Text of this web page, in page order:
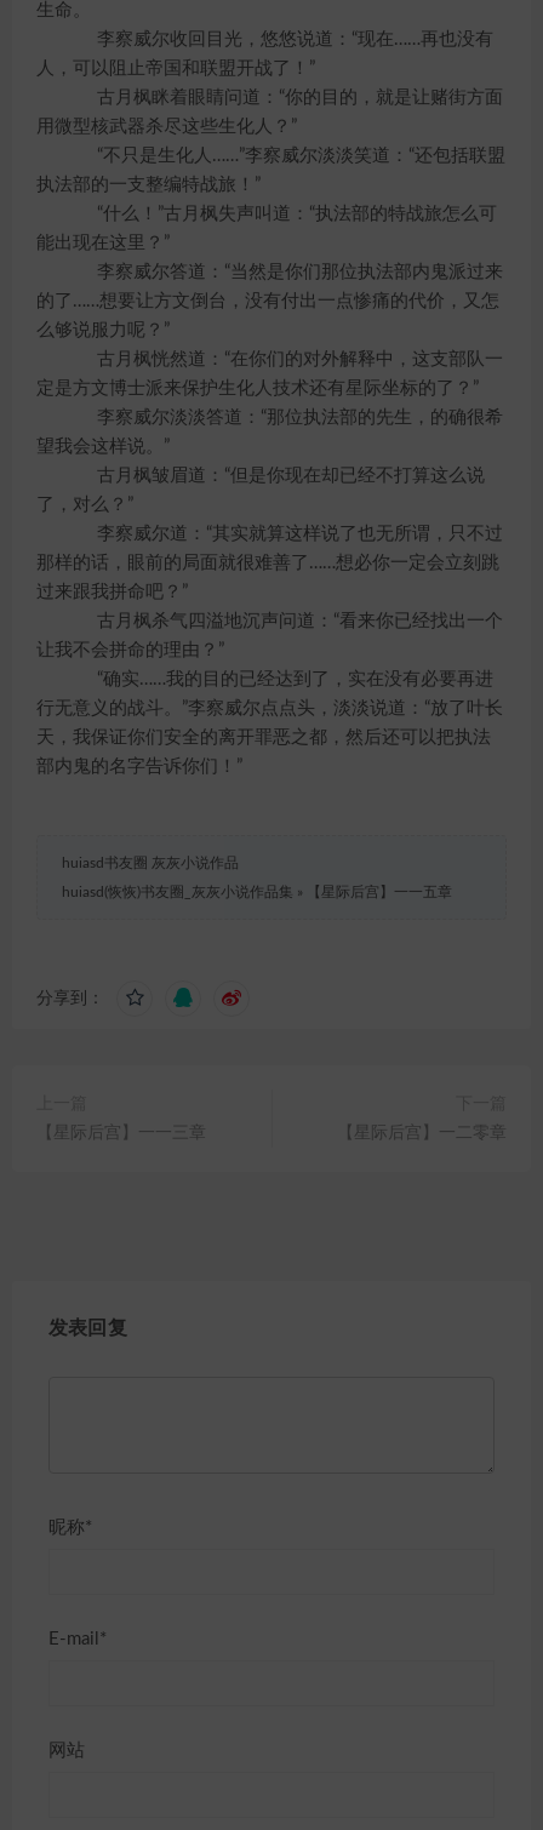
生命。
李察威尔收回目光，悠悠说道：“现在……再也没有
人，可以阻止帝国和联盟开战了！”
古月枫眯着眼睛问道：“你的目的，就是让赌街方面
用微型核武器杀尽这些生化人？”
“不只是生化人……”李察威尔淡淡笑道：“还包括联盟
执法部的一支整编特战旅！”
“什么！”古月枫失声叫道：“执法部的特战旅怎么可
能出现在这里？”
李察威尔答道：“当然是你们那位执法部内鬼派过来
的了……想要让方文倒台，没有付出一点惨痛的代价，又怎
么够说服力呢？”
古月枫恍然道：“在你们的对外解释中，这支部队一
定是方文博士派来保护生化人技术还有星际坐标的了？”
李察威尔淡淡答道：“那位执法部的先生，的确很希
望我会这样说。”
古月枫皱眉道：“但是你现在却已经不打算这么说
了，对么？”
李察威尔道：“其实就算这样说了也无所谓，只不过
那样的话，眼前的局面就很难善了……想必你一定会立刻跳
过来跟我拼命吧？”
古月枫杀气四溢地沉声问道：“看来你已经找出一个
让我不会拼命的理由？”
“确实……我的目的已经达到了，实在没有必要再进
行无意义的战斗。”李察威尔点点头，淡淡说道：“放了叶长
天，我保证你们安全的离开罪恶之都，然后还可以把执法
部内鬼的名字告诉你们！”
huiasd书友圈 灰灰小说作品
huiasd(恢恢)书友圈_灰灰小说作品集 » 【星际后宫】一一五章
分享到：
【星际后宫】一一三章
【星际后宫】一二零章
发表回复
昵称*
E-mail*
网站